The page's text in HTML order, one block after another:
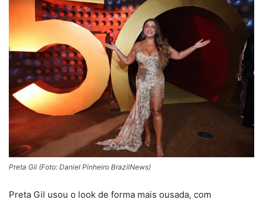
Preta Gil (Foto: Daniel Pinheiro BrazilNews)
Preta Gil usou o look de forma mais ousada, com